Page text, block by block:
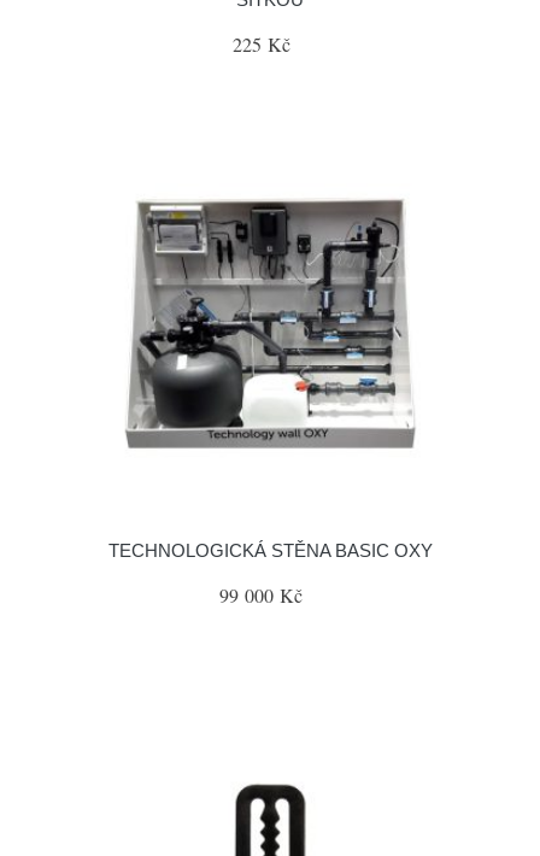
225 Kč
TECHNOLOGICKÁ STĚNA BASIC OXY
99 000 Kč